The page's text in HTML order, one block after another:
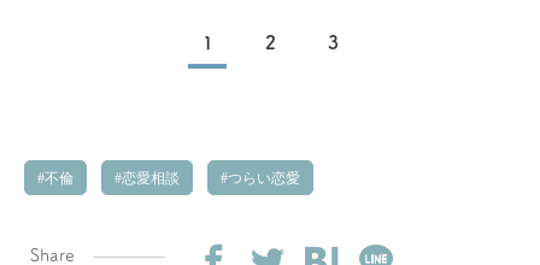
1 2 3
不倫 恋愛相談 つらい恋愛
Share